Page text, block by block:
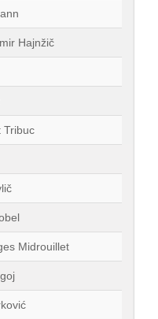
Hajnžič
Tribuc
Midrouillet